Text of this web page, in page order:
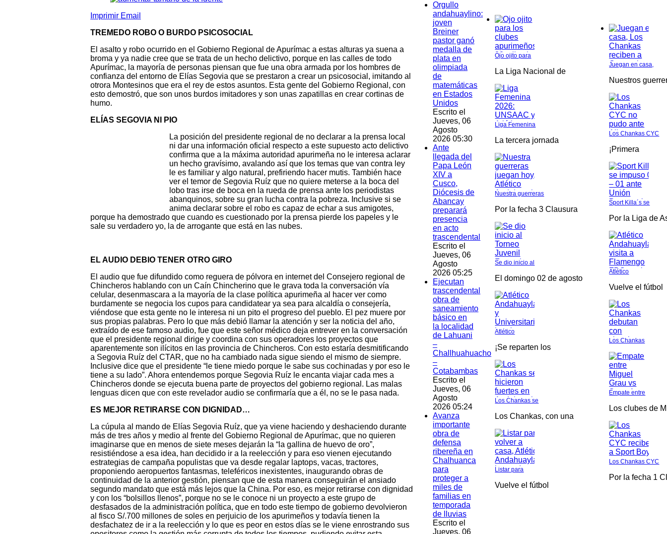
Imprimir Email
TREMEDO ROBO O BURDO PSICOSOCIAL
El asalto y robo ocurrido en el Gobierno Regional de Apurímac a estas alturas ya suena a
broma y ya nadie cree que se trata de un hecho delictivo, porque en las calles de todo
Apurímac, la mayoría de personas piensan que fue una obra armada por los hombres de
confianza del entorno de Elías Segovia que se prestaron a crear un psicosocial, imitando al
otrora Montesinos que era el rey de estos asuntos. Esta gente del Gobierno Regional, con
esto demostró, que son unos burdos imitadores y son unas zapatillas en crear cortinas de
humo.
ELÍAS SEGOVIA NI PIO
La posición del presidente regional de no declarar a la prensa local
ni dar una información oficial respecto a este supuesto acto delictivo
confirma que a la máxima autoridad apurimeña no le interesa aclarar
un hecho gravísimo, avalando así que los temas que van contra ley
le es familiar y algo natural, prefiriendo hacer mutis. También hace
ver el temor de Segovia Ruíz que no quiere meterse a la boca del
lobo tras irse de boca en la rueda de prensa ante los periodistas
abanquinos, sobre su gran lucha contra la pobreza. Inclusive si se
anima declarar sobre el robo es capaz de echar a sus amigotes,
porque ha demostrado que cuando es cuestionado por la prensa pierde los papeles y le
sale su verdadero yo, la de arrogante que está en las nubes.
EL AUDIO DEBIO TENER OTRO GIRO
El audio que fue difundido como reguera de pólvora en internet del Consejero regional de
Chincheros hablando con un Caín Chincherino que le grava toda la conversación vía
celular, desenmascara a la mayoría de la clase política apurimeña al hacer ver como
burdamente se negocia los cupos para candidatear ya sea para alcaldía o consejería,
viéndose que esta gente no le interesa ni un pito el progreso del pueblo. El pez muere por
sus propias palabras. Pero lo que más debió llamar la atención y ser la noticia del año,
extraído de ese famoso audio, fue que este señor médico deja entrever en la conversación
que el presidente regional dirige y coordina con sus operadores los proyectos que
aparentemente son ilícitos en las provincia de Chincheros. Con esto estaría desmitificando
a Segovia Ruíz del CTAR, que no ha cambiado nada sigue siendo el mismo de siempre.
Inclusive dice que el presidente “le tiene miedo porque le sabe sus cochinadas y por eso le
tiene a su lado”. Ahora entendemos porque Segovia Ruíz le encanta viajar cada mes a
Chincheros donde se ejecuta buena parte de proyectos del gobierno regional. Las malas
lenguas dicen que con este revelador audio se confirmaría que a él, no se le pasa nada.
ES MEJOR RETIRARSE CON DIGNIDAD…
La cúpula al mando de Elías Segovia Ruíz, que ya viene haciendo y deshaciendo durante
más de tres años y medio al frente del Gobierno Regional de Apurímac, que no quieren
imaginarse que en menos de siete meses dejarán la “la gallina de huevo de oro”,
resistiéndose a esa idea, han decidido ir a la reelección y para eso vienen ejecutando
estrategias de campaña populistas que va desde regalar laptops, vacas, tractores,
proponiendo aeropuertos fantasmas, teleféricos inexistentes, inaugurando obras de
continuidad de la anterior gestión, piensan que de esta manera conseguirán el ansiado
segundo mandato que está más lejos que la China. Por eso, es mejor retirarse con dignidad
y con los “bolsillos llenos”, porque no se le conoce ni un proyecto a este grupo de
desfasados de la administración política, que en todo este tiempo de gobierno devolvieron
al fisco S/.700 millones de soles en perjuicio de los apurimeños y todavía tienen la
desfachatez de ir a la reelección y lo que es peor en estos días se le viene enrostrando sus
Orgullo
andahuaylino:
joven
Breiner
pastor ganó
medalla de
plata en
olimpiada
de
matemáticas
en Estados
Unidos
Escrito el
Jueves, 06
Agosto
2026 05:30
Ante
llegada del
Papa León
XIV a
Cusco,
Diócesis de
Abancay
preparará
presencia
en acto
trascendental
Escrito el
Jueves, 06
Agosto
2026 05:25
Ejecutan
trascendental
obra de
saneamiento
básico en
la localidad
de Lahuani
–
Challhuahuacho
–
Cotabambas
Escrito el
Jueves, 06
Agosto
2026 05:24
Avanza
importante
obra de
defensa
ribereña en
Chalhuanca
para
proteger a
miles de
familias en
temporada
de lluvias
Escrito el
Jueves, 06
Ojo ojito para
La Liga Nacional de
Liga Femenina
La tercera jornada
Nuestra guerreras
Por la fecha 3 Clausura
Se dio inicio al
El domingo 02 de agosto
Atlético
¡Se reparten los
Los Chankas se
Los Chankas, con una
Listar para
Vuelve el fútbol
Juegan en casa,
Nuestros
Los Chankas CYC
¡Primera
Sport Killa´s se
Por la Liga de
Atlético
Vuelve el fútbol
Los Chankas
Empate entre
Los clubes de
Los Chankas CYC
Por la fecha 1